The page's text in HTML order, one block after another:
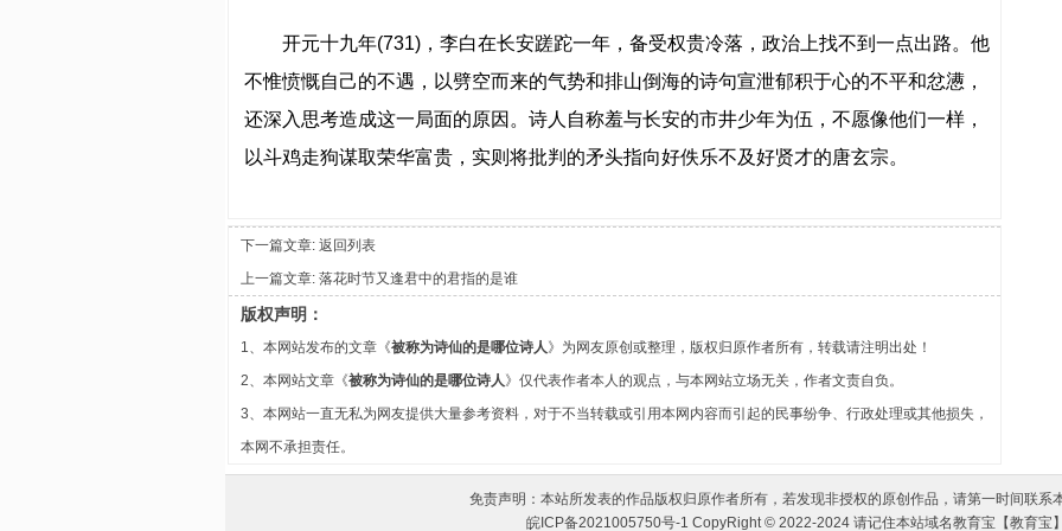
开元十九年(731)，李白在长安蹉跎一年，备受权贵冷落，政治上找不到一点出路。他
不惟愤慨自己的不遇，以劈空而来的气势和排山倒海的诗句宣泄郁积于心的不平和忿懑，
还深入思考造成这一局面的原因。诗人自称羞与长安的市井少年为伍，不愿像他们一样，
以斗鸡走狗谋取荣华富贵，实则将批判的矛头指向好佚乐不及好贤才的唐玄宗。
下一篇文章: 返回列表
上一篇文章: 落花时节又逢君中的君指的是谁
版权声明：
1、本网站发布的文章《被称为诗仙的是哪位诗人》为网友原创或整理，版权归原作者所有，转载请注明出处！
2、本网站文章《被称为诗仙的是哪位诗人》仅代表作者本人的观点，与本网站立场无关，作者文责自负。
3、本网站一直无私为网友提供大量参考资料，对于不当转载或引用本网内容而引起的民事纷争、行政处理或其他损失，
本网不承担责任。
免责声明：本站所发表的作品版权归原作者所有，若发现非授权的原创作品，请第一时间联系
皖ICP备2021005750号-1 CopyRight © 2022-2024 请记住本站域名教育宝 【教育宝】